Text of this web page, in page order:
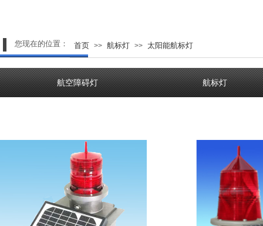
您现在的位置： 首页 >> 航标灯 >> 太阳能航标灯
航空障碍灯 航标灯